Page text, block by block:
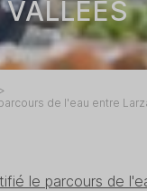
VALLÉES
de l'eau entre
le parcours de